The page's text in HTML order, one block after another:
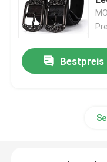
Pin Belt Buckles
Bestpreis